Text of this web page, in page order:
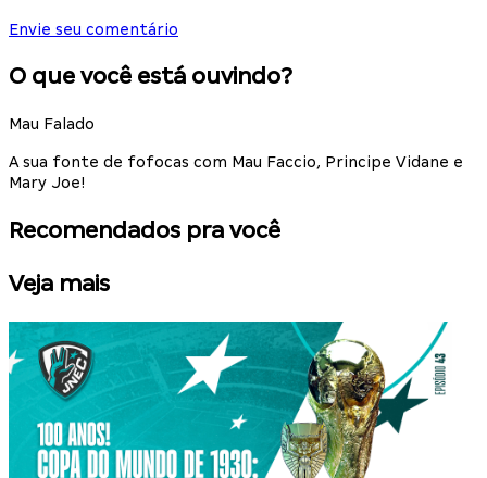
Envie seu comentário
O que você está ouvindo?
Mau Falado
A sua fonte de fofocas com Mau Faccio, Principe Vidane e
Mary Joe!
Recomendados pra você
Veja mais